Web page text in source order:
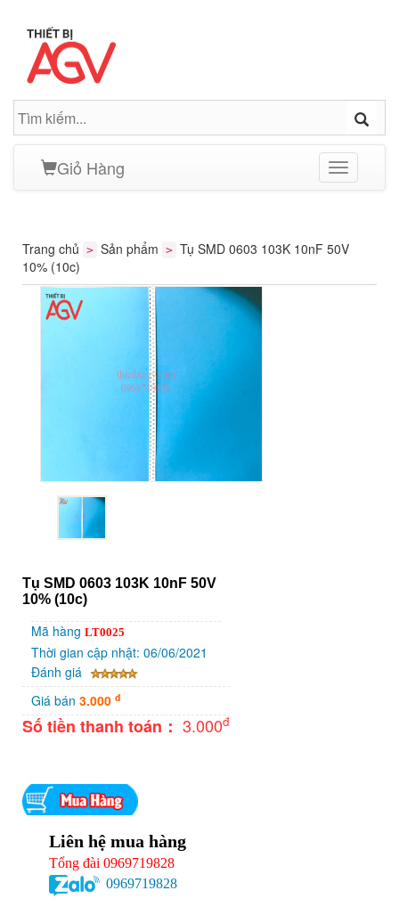
Toggle
navigation
Giỏ Hàng
Trang chủ > Sản phẩm > Tụ SMD 0603 103K 10nF 50V
10% (10c)
Tụ SMD 0603 103K 10nF 50V
10% (10c)
Mã hàngLT0025
Thời gian cập nhật: 06/06/2021
Đánh giá
Giá bán3.000đ
Số tiền thanh toán ： 3.000đ
Liên hệ mua hàng
Tổng đài 0969719828
0969719828